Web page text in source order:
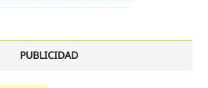
PUBLICIDAD